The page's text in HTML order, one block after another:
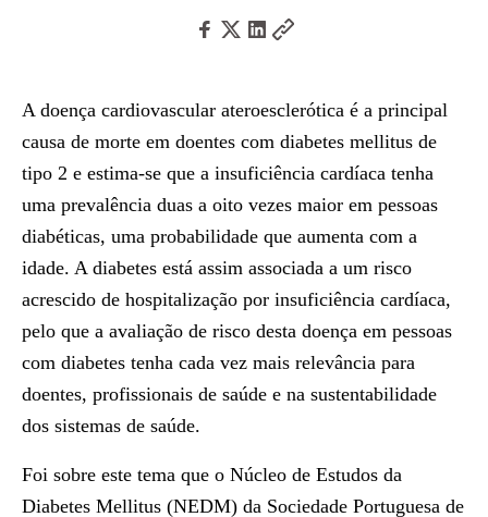
A doença cardiovascular ateroesclerótica é a principal
causa de morte em doentes com diabetes mellitus de
tipo 2 e estima-se que a insuficiência cardíaca tenha
uma prevalência duas a oito vezes maior em pessoas
diabéticas, uma probabilidade que aumenta com a
idade. A diabetes está assim associada a um risco
acrescido de hospitalização por insuficiência cardíaca,
pelo que a avaliação de risco desta doença em pessoas
com diabetes tenha cada vez mais relevância para
doentes, profissionais de saúde e na sustentabilidade
dos sistemas de saúde.
Foi sobre este tema que o Núcleo de Estudos da
Diabetes Mellitus (NEDM) da Sociedade Portuguesa de